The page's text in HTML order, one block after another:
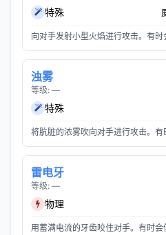
特殊
向对手发射小型火焰进行攻击。有时
浊雾
等级: —
特殊
将肮脏的浓雾吹向对手进行攻击。有
雷电牙
等级: —
物理
用蓄满电流的牙齿咬住对手。有时会